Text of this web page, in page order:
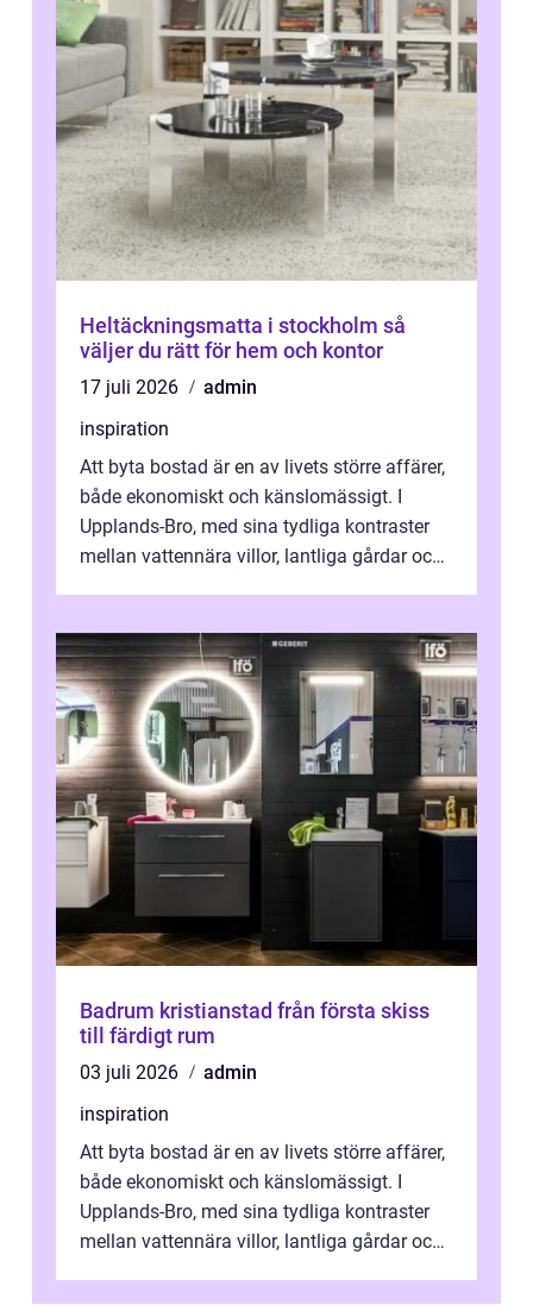
Heltäckningsmatta i stockholm så
väljer du rätt för hem och kontor
17 juli 2026
admin
inspiration
Att byta bostad är en av livets större affärer,
både ekonomiskt och känslomässigt. I
Upplands-Bro, med sina tydliga kontraster
mellan vattennära villor, lantliga gårdar och
Badrum kristianstad från första skiss
till färdigt rum
03 juli 2026
admin
inspiration
Att byta bostad är en av livets större affärer,
både ekonomiskt och känslomässigt. I
Upplands-Bro, med sina tydliga kontraster
mellan vattennära villor, lantliga gårdar och